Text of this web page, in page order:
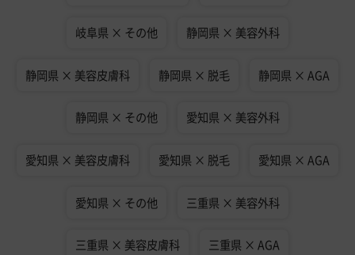
岐阜県 × その他 静岡県 × 美容外科
静岡県 × 美容皮膚科 静岡県 × 脱毛 静岡県 × AGA
静岡県 × その他 愛知県 × 美容外科
愛知県 × 美容皮膚科 愛知県 × 脱毛 愛知県 × AGA
愛知県 × その他 三重県 × 美容外科
三重県 × 美容皮膚科 三重県 × AGA